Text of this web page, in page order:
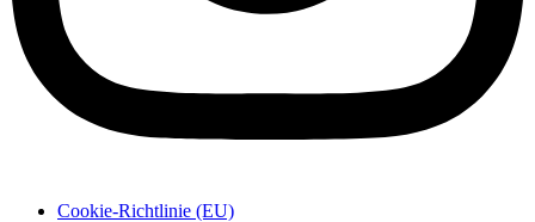
Cookie-Richtlinie (EU)